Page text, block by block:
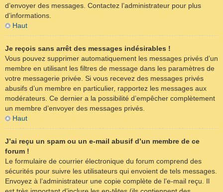
d’envoyer des messages. Contactez l’administrateur pour plus
d’informations.
Haut
Je reçois sans arrêt des messages indésirables !
Vous pouvez supprimer automatiquement les messages privés d’un
membre en utilisant les filtres de message dans les paramètres de
votre messagerie privée. Si vous recevez des messages privés
abusifs d’un membre en particulier, rapportez les messages aux
modérateurs. Ce dernier a la possibilité d’empêcher complètement
un membre d’envoyer des messages privés.
Haut
J’ai reçu un spam ou un e-mail abusif d’un membre de ce
forum !
Le formulaire de courrier électronique du forum comprend des
sécurités pour suivre les utilisateurs qui envoient de tels messages.
Envoyez à l’administrateur une copie complète de l’e-mail reçu. Il